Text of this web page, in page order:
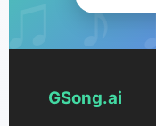
GSong.ai